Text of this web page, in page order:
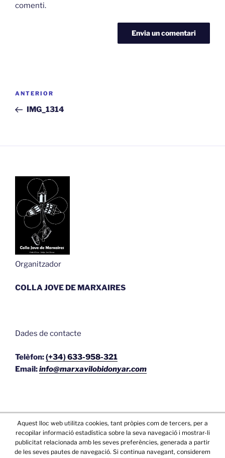
comenti.
Navegació
Entrada
anterior
ANTERIOR
IMG_1314
Organitzador
COLLA JOVE DE MARXAIRES
Dades de contacte
Telèfon:(+34) 633-958-321
Email:info@marxavilobidonyar.com
Aquest lloc web utilitza cookies, tant pròpies com de tercers, per a
recopilar informació estadística sobre la seva navegació i mostrar-li
publicitat relacionada amb les seves preferències, generada a partir
de les seves pautes de navegació. Si continua navegant, considerem